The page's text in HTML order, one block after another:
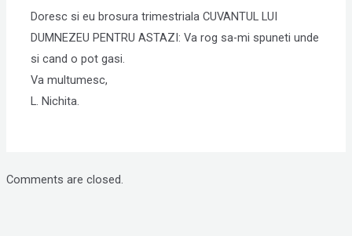
Doresc si eu brosura trimestriala CUVANTUL LUI
DUMNEZEU PENTRU ASTAZI: Va rog sa-mi spuneti unde
si cand o pot gasi.
Va multumesc,
L. Nichita.
Comments are closed.